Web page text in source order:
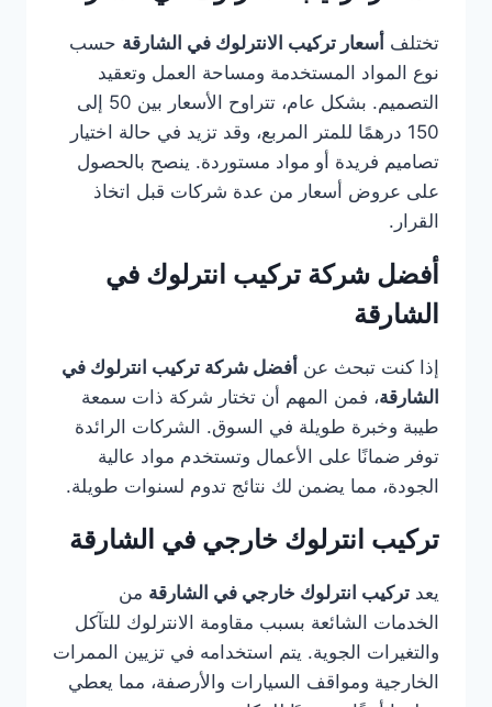
تختلف أسعار تركيب الانترلوك في الشارقة حسب
نوع المواد المستخدمة ومساحة العمل وتعقيد
التصميم. بشكل عام، تتراوح الأسعار بين 50 إلى
150 درهمًا للمتر المربع، وقد تزيد في حالة اختيار
تصاميم فريدة أو مواد مستوردة. ينصح بالحصول
على عروض أسعار من عدة شركات قبل اتخاذ
القرار.
أفضل شركة تركيب انترلوك في
الشارقة
إذا كنت تبحث عن أفضل شركة تركيب انترلوك في
الشارقة، فمن المهم أن تختار شركة ذات سمعة
طيبة وخبرة طويلة في السوق. الشركات الرائدة
توفر ضمانًا على الأعمال وتستخدم مواد عالية
الجودة، مما يضمن لك نتائج تدوم لسنوات طويلة.
تركيب انترلوك خارجي في الشارقة
يعد تركيب انترلوك خارجي في الشارقة من
الخدمات الشائعة بسبب مقاومة الانترلوك للتآكل
والتغيرات الجوية. يتم استخدامه في تزيين الممرات
الخارجية ومواقف السيارات والأرصفة، مما يعطي